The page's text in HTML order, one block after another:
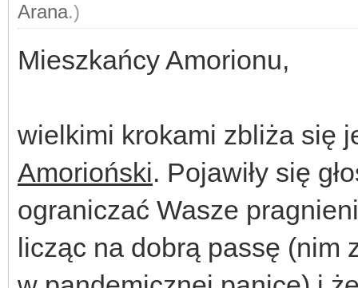
Arana.)
Mieszkańcy Amorionu,
wielkimi krokami zbliża się
Amorioński. Pojawiły się
ograniczać Wasze
licząc na dobrą passę (nim